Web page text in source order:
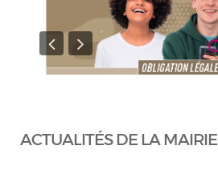
ACTUALITÉS DE LA MAIRIE